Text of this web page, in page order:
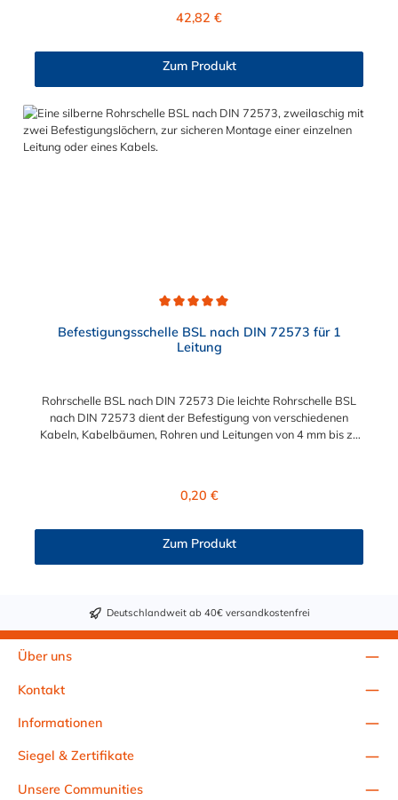
verschiedenen Abstufungen der schweren Rohrschelle nach DIN
Regulärer Preis:
42,82 €
Zum Produkt
Befestigungsschelle BSL nach DIN 72573 für 1
Leitung
Rohrschelle BSL nach DIN 72573 Die leichte Rohrschelle BSL
nach DIN 72573 dient der Befestigung von verschiedenen
Kabeln, Kabelbäumen, Rohren und Leitungen von 4 mm bis zu
Regulärer Preis:
0,20 €
Zum Produkt
Deutschlandweit ab 40€ versandkostenfrei
Über uns
Kontakt
Informationen
Unsere Communities
Siegel & Zertifikate